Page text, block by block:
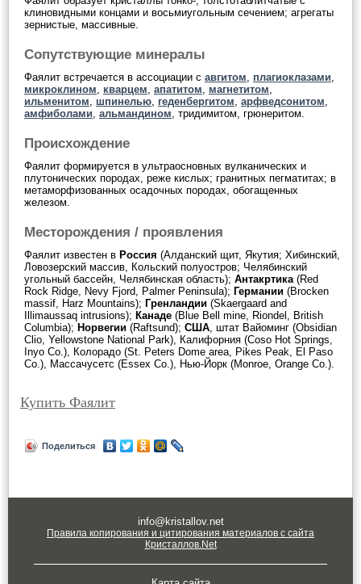
клиновидными концами и восьмиугольным сечением; агрегаты
зернистые, массивные.
Сопутствующие минералы
Фаялит встречается в ассоциации с авгитом плагиоклазами
микроклином
кварцем апатитом магнетитом
ильменитом
шпинелью геденбергитом арфведсонитом
амфиболами альмандином , тридимитом, грюнеритом.
Происхождение
Фаялит формируется в ультраосновных вулканических и
плутонических породах, реже кислых; гранитных пегматитах; в
метаморфизованных осадочных породах, обогащенных
железом.
Месторождения / проявления
Фаялит известен в Россия (Алданский щит, Якутия; Хибинский,
Ловозерский массив, Кольский полуостров; Челябинский
угольный бассейн, Челябинская область); Антакртика (Red
Rock Ridge, Nevy Fjord, Palmer Peninsula); Германии (Brocken
massif, Harz Mountains); Гренландии (Skaergaard and
Illimaussaq intrusions); Канаде (Blue Bell mine, Riondel, British
Columbia); Норвегии (Raftsund); США , штат Вайоминг (Obsidian
Clio, Yellowstone National Park), Калифорния (Coso Hot Springs,
Inyo Co.), Колорадо (St. Peters Dome area, Pikes Peak, El Paso
Co.), Массачусетс (Essex Co.), Нью-Йорк (Monroe, Orange Co.).
Купить Фаялит
Поделиться
info@kristallov.net
Правила копирования и цитирования материалов с сайта
Кристаллов.Net